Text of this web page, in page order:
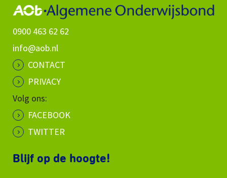
0900 463 62 62
info@aob.nl
CONTACT
PRIVACY
Volg ons:
FACEBOOK
TWITTER
Blijf op de hoogte!